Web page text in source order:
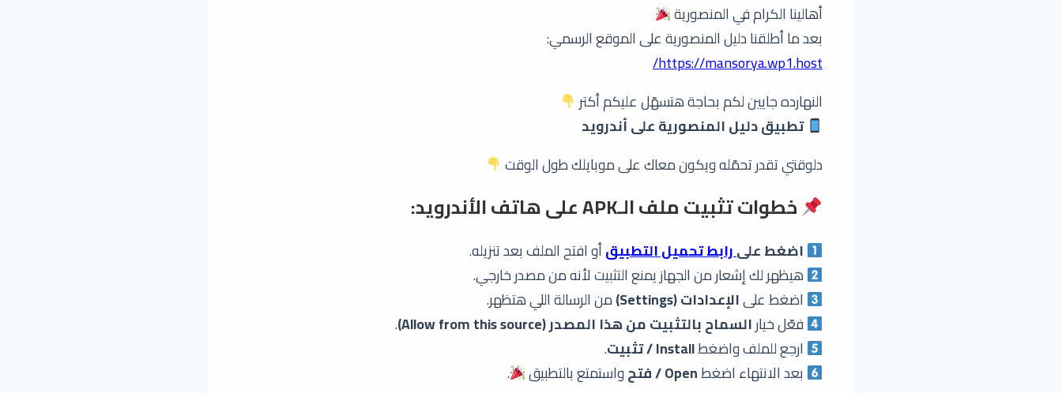
أهالينا الكرام في المنصورية
بعد ما أطلقنا دليل المنصورية على الموقع الرسمي:
https://mansorya.wp1.host/
النهارده جايين لكم بحاجة هتسهّل عليكم أكتر
تطبيق دليل المنصورية على أندرويد
دلوقتي تقدر تحمّله ويكون معاك على موبايلك طول الوقت
خطوات تثبيت ملف الـAPK على هاتف الأندرويد:
اضغط علىرابط تحميل التطبيقأو افتح الملف بعد تنزيله.
هيظهر لك إشعار من الجهاز يمنع التثبيت لأنه من مصدر خارجي.
اضغط علىالإعدادات (Settings)
من الرسالة اللي هتظهر.
فعّل خيارالسماح بالتثبيت من هذا المصدر (Allow from this source)
.
ارجع للملف واضغطInstall / تثبيت
.
بعد الانتهاء اضغطOpen / فتح واستمتع بالتطبيق
.